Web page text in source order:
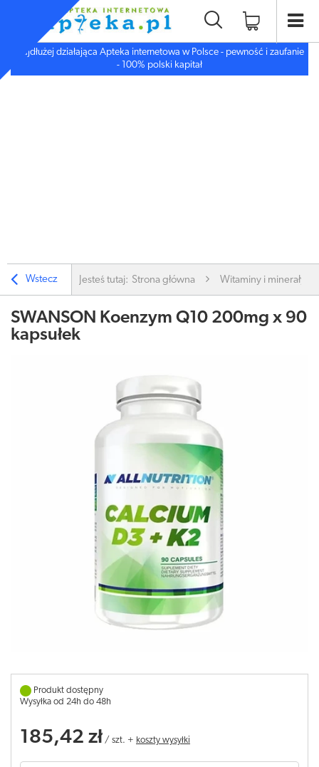
Najdłużej działająca Apteka internetowa w Polsce - pewność i zaufanie
- 100% polski kapitał
Wstecz Jesteś tutaj: Strona główna Witaminy i minerały
SWANSON Koenzym Q10 200mg x 90
kapsułek
Produkt dostępny
Wysyłka od 24h do 48h
185,42 zł / szt. + koszty wysyłki